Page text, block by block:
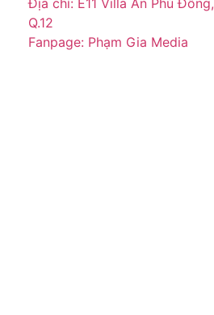
Địa chỉ: E11 Villa An Phú Đông,
Q.12
Fanpage: Phạm Gia Media